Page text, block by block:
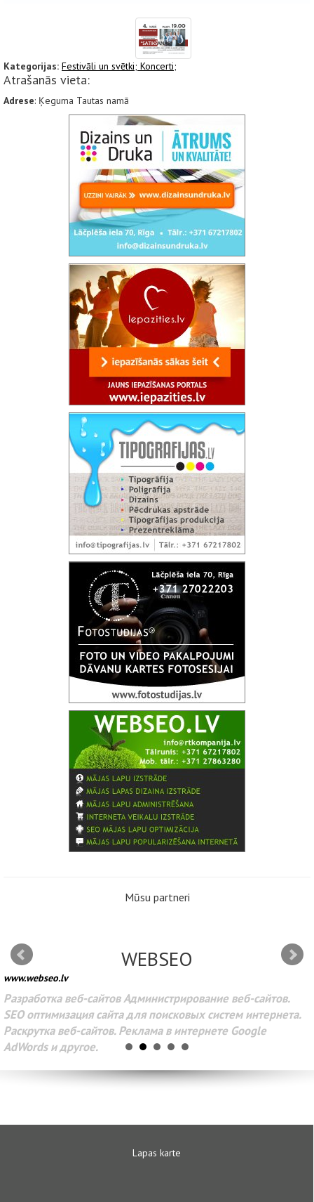
Kategorijas: Festivāli un svētki; Koncerti;
Atrašanās vieta:
Adrese: Ķeguma Tautas namā
Mūsu partneri
WEBSEO
www.webseo.lv
Разработка веб-сайтов Администрирование веб-сайтов.
SEO оптимизация сайта для поисковых систем интернета.
Раскрутка веб-сайтов. Реклама в интернете Google
AdWords и другое.
Lapas karte